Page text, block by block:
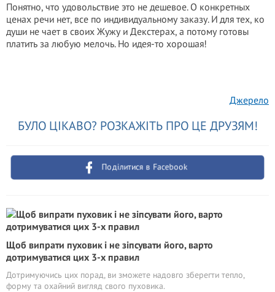
Понятно, что удовольствие это не дешевое. О конкретных
ценах речи нет, все по индивидуальному заказу. И для тех, ко
души не чает в своих Жужу и Декстерах, а потому готовы
платить за любую мелочь. Но идея-то хорошая!
Джерело
БУЛО ЦІКАВО? РОЗКАЖІТЬ ПРО ЦЕ ДРУЗЯМ!
Поділитися в Facebook
Щоб випрати пуховик і не зіпсувати його, варто
дотримуватися цих 3-х правил
Дотримуючись цих порад, ви зможете надовго зберегти тепло,
форму та охайний вигляд свого пуховика.